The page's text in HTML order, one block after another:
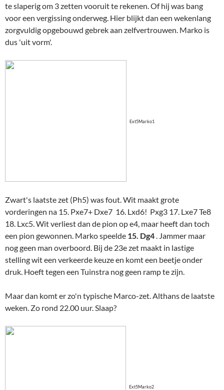
te slaperig om 3 zetten vooruit te rekenen. Of hij was bang
voor een vergissing onderweg. Hier blijkt dan een wekenlang
zorgvuldig opgebouwd gebrek aan zelfvertrouwen. Marko is
dus 'uit vorm'.
Ext5Marko1
Zwart's laatste zet (Ph5) was fout. Wit maakt grote
vorderingen na 15. Pxe7+ Dxe7 16. Lxd6! Pxg3 17. Lxe7 Te8
18. Lxc5. Wit verliest dan de pion op e4, maar heeft dan toch
een pion gewonnen. Marko speelde 15. Dg4. Jammer maar
nog geen man overboord. Bij de 23e zet maakt in lastige
stelling wit een verkeerde keuze en komt een beetje onder
druk. Hoeft tegen een Tuinstra nog geen ramp te zijn.
Maar dan komt er zo'n typische Marco-zet. Althans de laatste
weken. Zo rond 22.00 uur. Slaap?
Ext5Marko2